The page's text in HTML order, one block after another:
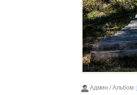
Админ / Альбом: